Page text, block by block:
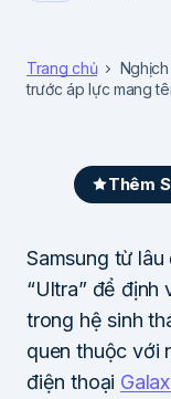
Trang chủ
trước áp lực mang
Thêm
Samsung từ
“Ultra” để định
trong hệ sinh
quen thuộc với
điện thoại